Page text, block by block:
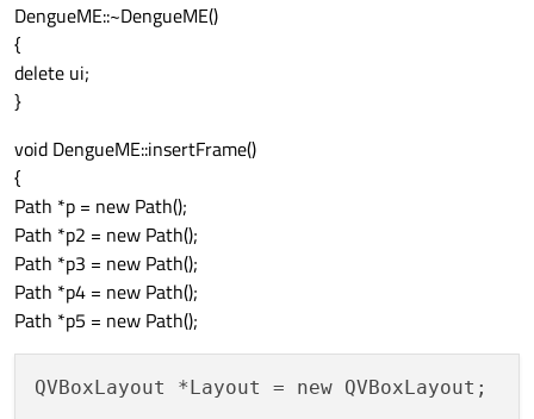
DengueME::~DengueME()
{
delete ui;
}
void DengueME::insertFrame()
{
Path *p = new Path();
Path *p2 = new Path();
Path *p3 = new Path();
Path *p4 = new Path();
Path *p5 = new Path();
QVBoxLayout *Layout = new QVBoxLayout;